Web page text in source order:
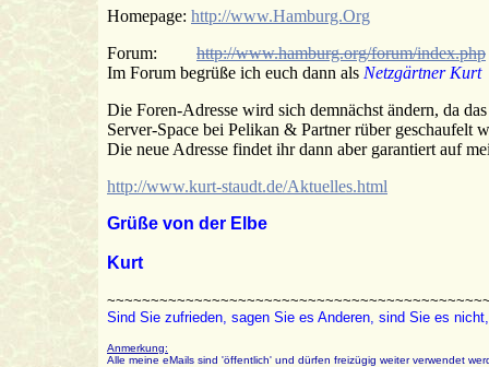
Homepage: http://www.Hamburg.Org
Forum: http://www.hamburg.org/forum/index.php
Im Forum begrüße ich euch dann als Netzgärtner Kurt
Die Foren-Adresse wird sich demnächst ändern, da
Server-Space bei Pelikan & Partner rüber geschaufelt
Die neue Adresse findet ihr dann aber garantiert auf
http://www.kurt-staudt.de/Aktuelles.html
Grüße von der Elbe
Kurt
Sind Sie zufrieden, sagen Sie es Anderen, sind Sie es
Anmerkung:
Alle meine eMails sind 'öffentlich' und dürfen freizügig weiter verwendet